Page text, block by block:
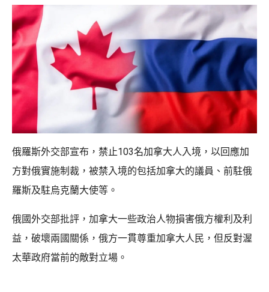
俄羅斯外交部宣布，禁止103名加拿大人入境，以回應加
方對俄實施制裁，被禁入境的包括加拿大的議員、前駐俄
羅斯及駐烏克蘭大使等。
俄國外交部批評，加拿大一些政治人物損害俄方權利及利
益，破壞兩國關係，俄方一貫尊重加拿大人民，但反對渥
太華政府當前的敵對立場。